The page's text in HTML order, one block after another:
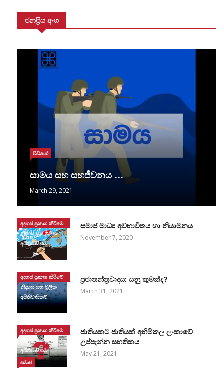
ජනප්‍රිය අංග
වීඩියෝ
සාමය සහ සහජීවනය …
March 29, 2021
අදහස් ප්‍රකාශ කිරීමේ
නිදහස සහ මූලික
අයිතිවාසිකම්
සමාජ මාධ්‍ය අවභාවිතය හා නියාමනය
November 7, 2020
අදහස් ප්‍රකාශ කිරීමේ
නිදහස සහ මූලික
අයිතිවාසිකම්
ප්‍රජාතන්ත්‍රවාදය: යනු කුමක්ද?
March 31, 2021
අදහස් ප්‍රකාශ කිරීමේ
නිදහස සහ මූලික
අයිතිවාසිකම්
සමාජ
ජාතියකට ජාතියක් අහිමිකල ලංකාවේ
උප්පැන්න සහතිකය
May 21, 2021